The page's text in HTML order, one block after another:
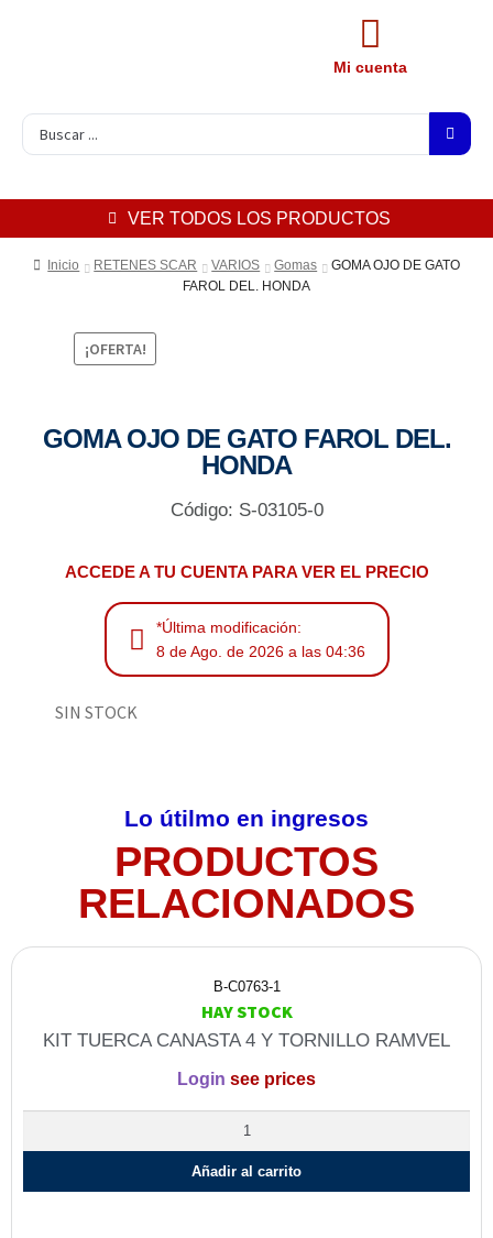
Mi cuenta
VER TODOS LOS PRODUCTOS
Inicio RETENES SCAR VARIOS Gomas
GOMA OJO DE GATO
FAROL DEL. HONDA
¡OFERTA!
GOMA OJO DE GATO FAROL DEL.
HONDA
Código: S-03105-0
ACCEDE A TU CUENTA PARA VER EL PRECIO
*Última modificación:
8 de Ago. de 2026 a las 04:36
SIN STOCK
Lo útilmo en ingresos
PRODUCTOS
RELACIONADOS
B-C0763-1
HAY STOCK
KIT TUERCA CANASTA 4 Y TORNILLO RAMVEL
Login see prices
Añadir al carrito